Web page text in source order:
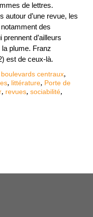
de lettres.
autour d’une revue, les
des
d’ailleurs
plume. Franz
est de ceux-là.
boulevards centraux,
, littérature, Porte de
, revues, sociabilité,